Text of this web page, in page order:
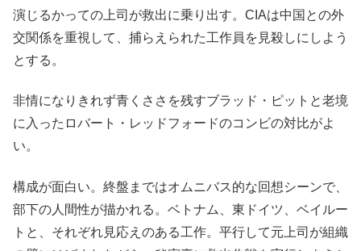
演じるかっての上司が救出に乗り出す。CIAは中国との外
交関係を重視して、捕らえられた工作員を見殺しにしよう
とする。
非情になりきれず青くささを残すブラッド・ピットと老境
に入ったロバート・レッドフォードのコンビの対比がよ
い。
構成が面白い。終盤まではオムニバス的な回想シーンで、
部下の人間性が描かれる。ベトナム、東ドイツ、ベイルー
トと、それぞれ見応えのある工作。平行して元上司が組織